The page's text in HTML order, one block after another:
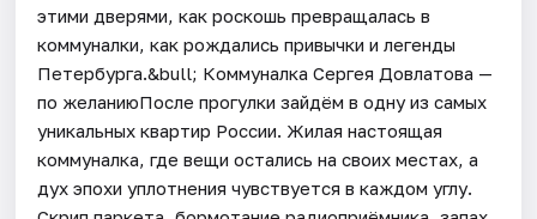
этими дверями, как роскошь превращалась в
коммуналки, как рождались привычки и легенды
Петербурга.&bull; Коммуналка Сергея Довлатова —
по желаниюПосле прогулки зайдём в одну из самых
уникальных квартир России. Жилая настоящая
коммуналка, где вещи остались на своих местах, а
дух эпохи уплотнения чувствуется в каждом углу.